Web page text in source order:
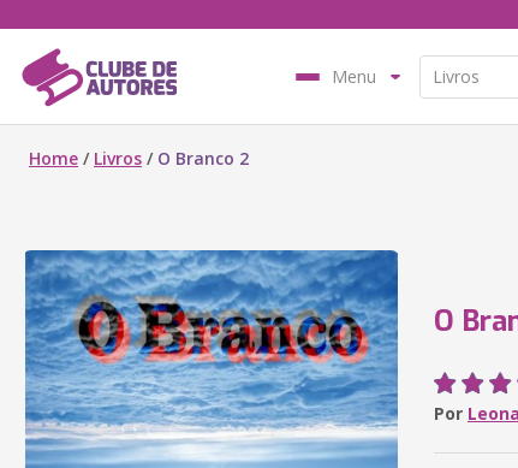
Menu
Home / Livros / O Branco 2
O
Por